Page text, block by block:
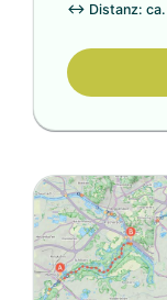
↔ Distanz: